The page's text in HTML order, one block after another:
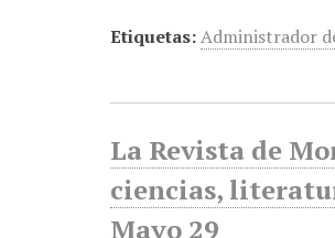
Etiquetas:Administrador
La Revista de
ciencias,
Mayo 29